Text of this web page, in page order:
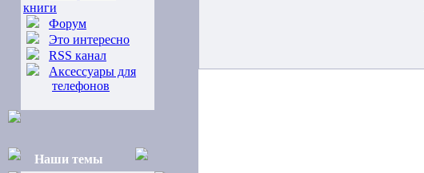
книги
Форум
Это интересно
RSS канал
Аксессуары для
телефонов
Наши темы